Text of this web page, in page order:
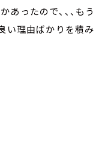
ったので、、、もう
い理由ばかりを積み